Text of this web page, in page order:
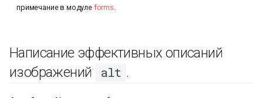
примечание в модуле forms.
Написание эффективных описаний
изображений
alt .